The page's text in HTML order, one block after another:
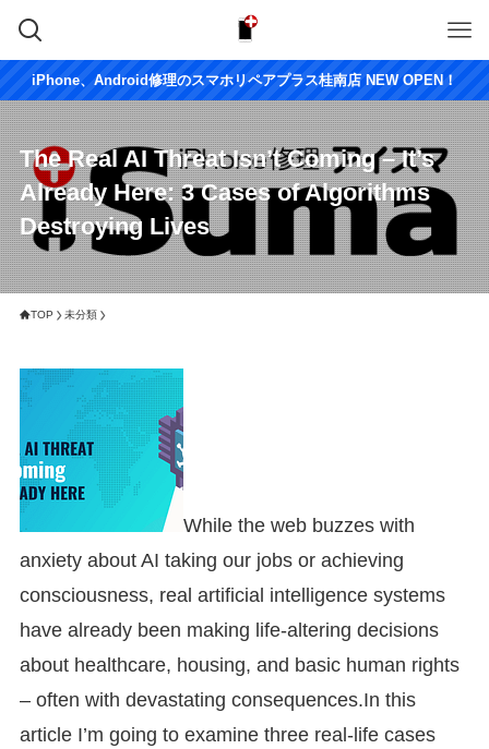
iPhone、Android修理のスマホリペアプラス桂南店 NEW OPEN！
The Real AI Threat Isn’t Coming – It’s
Already Here: 3 Cases of Algorithms
Destroying Lives
TOP 未分類
While the web buzzes with
anxiety about AI taking our jobs or achieving
consciousness, real artificial intelligence systems
have already been making life-altering decisions
about healthcare, housing, and basic human rights
– often with devastating consequences.In this
article I’m going to examine three real-life cases